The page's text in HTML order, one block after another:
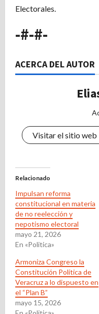
Electorales.
-#-#-
ACERCA DEL AUTOR
Visitar el sitio web
Relacionado
Impulsan reforma
constitucional en materia
de no reelección y
nepotismo electoral
mayo 21, 2026
En «Politica»
Armoniza Congreso la
Constitución Política de
Veracruz a lo dispuesto en
el “Plan B”
mayo 15, 2026